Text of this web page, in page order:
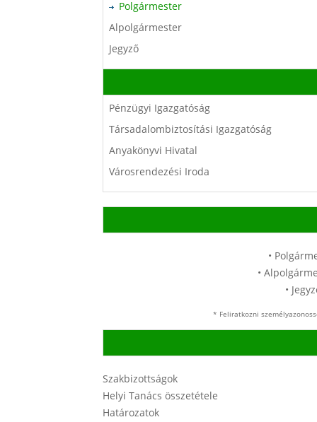
Polgármester
Alpolgármester
Jegyző
Pénzügyi Igazgatóság
Társadalombiztosítási Igazgatóság
Anyakönyvi Hivatal
Városrendezési Iroda
•
•
•
* Feliratkozni
Szakbizottságok
Helyi Tanács összetétele
Határozatok